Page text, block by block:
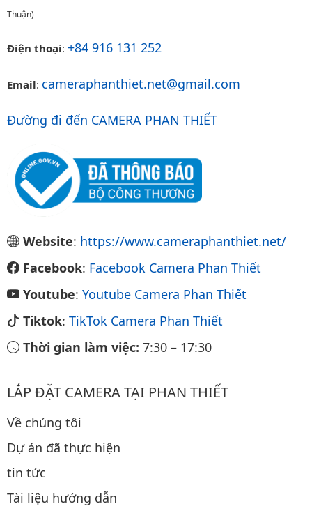
Thuận)
Điện thoại: +84 916 131 252
Email: cameraphanthiet.net@gmail.com
Đường đi đến CAMERA PHAN THIẾT
Website: https://www.cameraphanthiet.net/
Facebook: Facebook Camera Phan Thiết
Youtube: Youtube Camera Phan Thiết
Tiktok: TikTok Camera Phan Thiết
Thời gian làm việc: 7:30 – 17:30
LẮP ĐẶT CAMERA TẠI PHAN THIẾT
Về chúng tôi
Dự án đã thực hiện
tin tức
Tài liệu hướng dẫn